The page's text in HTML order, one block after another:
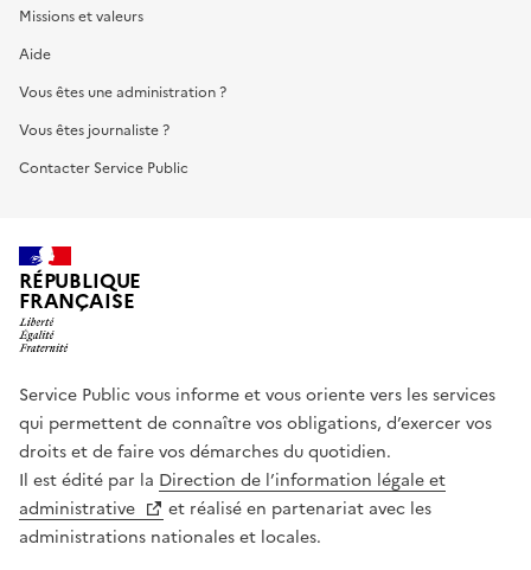
Missions et valeurs
Aide
Vous êtes une administration ?
Vous êtes journaliste ?
Contacter Service Public
RÉPUBLIQUE
FRANÇAISE
Service Public vous informe et vous oriente vers les services
qui permettent de connaître vos obligations, d’exercer vos
droits et de faire vos démarches du quotidien.
Il est édité par la Direction de l’information légale et
administrative
et réalisé en partenariat avec les
administrations nationales et locales.